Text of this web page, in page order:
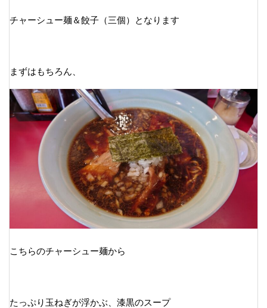
チャーシュー麺＆餃子（三個）となります
まずはもちろん、
こちらのチャーシュー麺から
たっぷり玉ねぎが浮かぶ、漆黒のスープ